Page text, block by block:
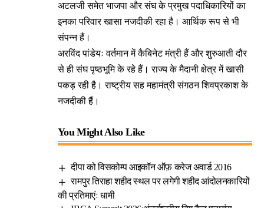
अटलजी समेत भाजपा और संघ के प्रमुख पदाधिकारियों का
इनका परिवार खासा नजदीकी रहा है। आर्थिक रूप से भी
संपन्न हैं।
अरविंद पांडेयः वर्तमान में कैबिनेट मंत्री हैं और शुरुआती दौर
से ही संघ पृष्ठभूमि के रहे हैं। राज्य के मैदानी क्षेत्र में खासी
पकड़ रही है। राष्ट्रीय सह महामंत्री संगठन शिवप्रकाश के
नजदीकी हैं।
You Might Also Like
दीपा को विसकोम्प आइकॉन ऑफ़ करेज अवार्ड 2016
रामपुर तिराहा शहीद स्थल पर लगेगी शहीद आंदोलनकारियों
की प्रतिमाएंः धामी